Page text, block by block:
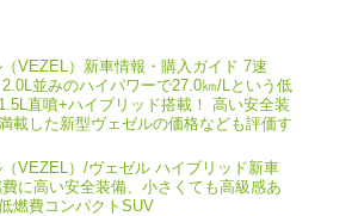
VEZEL）新車情報・購入ガイド 7速
並みのハイパワーで27.0㎞/Lという低
直噴+ハイブリッド搭載！ 高い安全装
載した新型ヴェゼルの価格なども評価す
VEZEL）/ヴェゼル ハイブリッド新車
に高い安全装備、小さくても高級感あ
燃費コンパクトSUV